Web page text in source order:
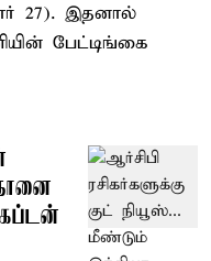
27). இதனால்
பேட்டிங்கை